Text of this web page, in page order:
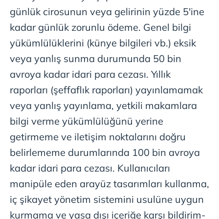
verileriniz işlenmekte olup gerekli olan çerezler bilgi
toplumu hizmetlerinin sunulması amacıyla
kullanılmaktadır. Diğer çerezler, sitemizin daha işlevsel
kılınması ve kişiselleştirilmesi ve sizlere yönelik
reklam/pazarlama faaliyetlerinin yapılması, amaçlarıyla
sınırlı olarak açık rızanız dahilinde kullanılacaktır.
Çerezlere ilişkin tercihlerinizi aşağıda yer alan panel
vasıtasıyla belirleyebilirsiniz. Çerezlere ilişkin detaylı bilgi
için Ayarlar butonuna tıklayabilir,Çerez Bilgilendirme
Metnimizi
ziyaret edebilirsiniz.
6698 sayılı Kişisel Verilerin Korunması Kanunu uyarınca
hazırlanmış Aydınlatma Metnimizi okumak ve sitemizde
ilgili mevzuata uygun olarak kullanılan çerezlerle ilgili bilgi
almak için lütfentıklayınız .
günlük cirosunun veya gelirinin yüzde 5'ine
kadar günlük zorunlu ödeme. Genel bilgi
yükümlülüklerini (künye bilgileri vb.) eksik
veya yanlış sunma durumunda 50 bin
avroya kadar idari para cezası. Yıllık
raporları (şeffaflık raporları) yayınlamamak
veya yanlış yayınlama, yetkili makamlara
bilgi verme yükümlülüğünü yerine
getirmeme ve iletişim noktalarını doğru
belirlememe durumlarında 100 bin avroya
kadar idari para cezası. Kullanıcıları
manipüle eden arayüz tasarımları kullanma,
iç şikayet yönetim sistemini usulüne uygun
kurmama ve yasa dışı içeriğe karşı bildirim-